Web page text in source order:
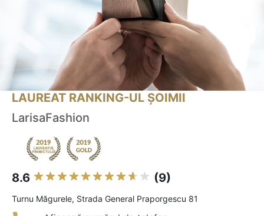
LAUREAT RANKING-UL ȘOIMII
LarisaFashion
8.6 (9)
Turnu Măgurele, Strada General Praporgescu 81